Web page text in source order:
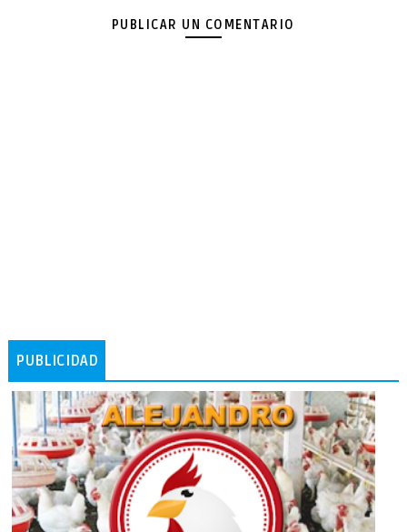
PUBLICAR UN COMENTARIO
PUBLICIDAD